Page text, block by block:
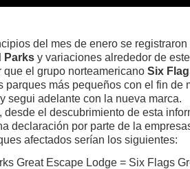
del mes de enero se
Parksy variaciones alrededor de
el grupo norteamericano Six
parques más pequeños con el fin de
segui adelante con la nueva marca.
desde el descubrimiento de esta
declaración por parte de la
afectados serían los siguientes:
Great Escape Lodge = Six Flags